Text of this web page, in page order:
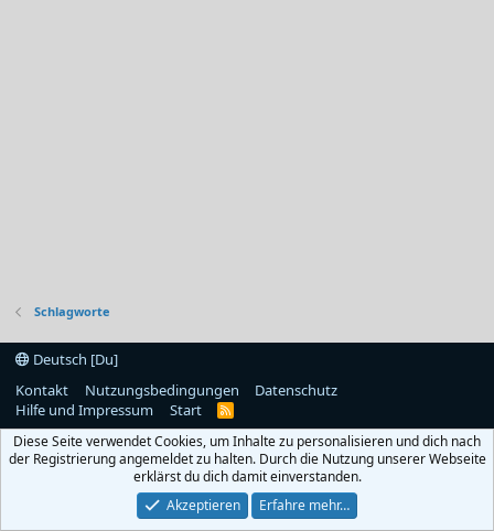
Schlagworte
Deutsch [Du]
Kontakt
Nutzungsbedingungen
Datenschutz
Hilfe und Impressum
Start
R
S
Diese Seite verwendet Cookies, um Inhalte zu personalisieren und dich nach
der Registrierung angemeldet zu halten. Durch die Nutzung unserer Webseite
erklärst du dich damit einverstanden.
Akzeptieren
Erfahre mehr…